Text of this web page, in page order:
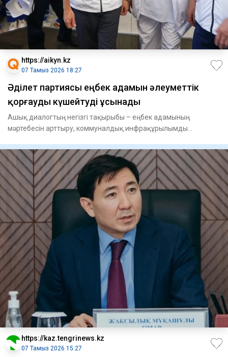
https://aikyn.kz
07 Тамыз 2026 18:27
Әділет партиясы еңбек адамын әлеуметтік
қорғауды күшейтуді ұсынады
Ашық диалогтың негізгі тақырыбы – еңбек адамының
мәртебесін арттыру, коммуналдық инфрақұрылымды
https://kaz.tengrinews.kz
07 Тамыз 2026 15:27